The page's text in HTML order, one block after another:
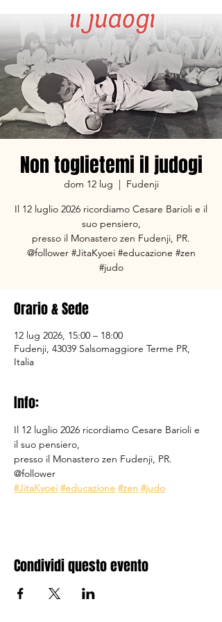
Non toglietemi il judogi
dom 12 lug
  |
Fudenji
Il 12 luglio 2026 ricordiamo Cesare Barioli e il
suo pensiero,
presso il Monastero zen Fudenji, PR.
@follower #JitaKyoei #educazione #zen
#judo
Orario & Sede
12 lug 2026, 15:00 – 18:00
Fudenji, 43039 Salsomaggiore Terme PR,
Italia
Info:
Il 12 luglio 2026 ricordiamo Cesare Barioli e
il suo pensiero,
presso il Monastero zen Fudenji, PR.
@follower
#JitaKyoei #educazione #zen #judo
Condividi questo evento